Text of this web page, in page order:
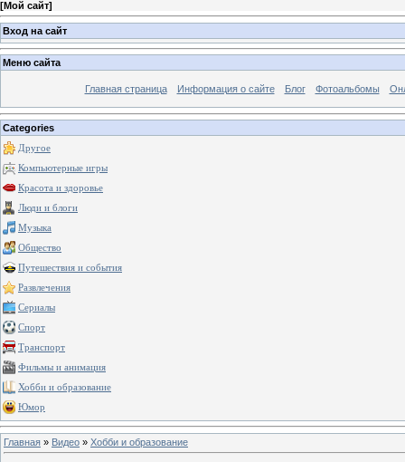
[Мой сайт]
Вход на сайт
Меню сайта
Главная страница Информация о сайте Блог Фотоальбомы
Categories
Другое
Компьютерные игры
Красота и здоровье
Люди и блоги
Музыка
Общество
Путешествия и события
Развлечения
Сериалы
Спорт
Транспорт
Фильмы и анимация
Хобби и образование
Юмор
Главная » Видео » Хобби и образование